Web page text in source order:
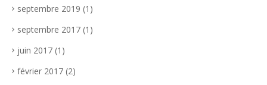
septembre 2019 (1)
septembre 2017 (1)
juin 2017 (1)
février 2017 (2)